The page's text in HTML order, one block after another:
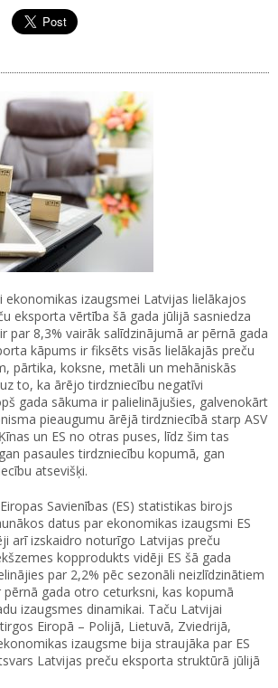
ekonomikas izaugsmei Latvijas lielākajos
eksporta vērtība šā gada jūlijā sasniedza
par 8,3% vairāk salīdzinājumā ar pērnā gada
kāpums ir fiksēts visās lielākajās preču
pārtika, koksne, metāli un mehāniskās
to, ka ārējo tirdzniecību negatīvi
gada sākuma ir palielinājušies, galvenokārt
pieaugumu ārējā tirdzniecībā starp ASV
un ES no otras puses, līdz šim tas
pasaules tirdzniecību kopumā, gan
atsevišķi.
Savienības (ES) statistikas birojs
datus par ekonomikas izaugsmi ES
arī izskaidro noturīgo Latvijas preču
kopprodukts vidēji ES šā gada
par 2,2% pēc sezonāli neizlīdzinātiem
gada otro ceturksni, kas kopumā
izaugsmes dinamikai. Taču Latvijai
Eiropā – Polijā, Lietuvā, Zviedrijā,
izaugsme bija straujāka par ES
Latvijas preču eksporta struktūrā jūlijā